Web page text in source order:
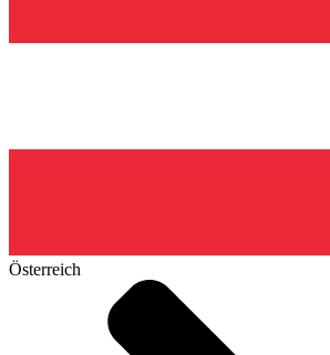
Österreich